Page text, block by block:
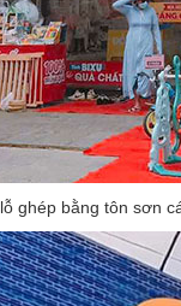
ghép bằng tôn sơn